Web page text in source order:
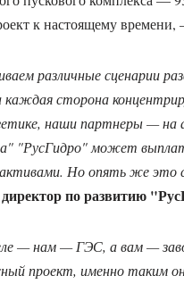
к настоящему
различные сценарии
сторона
наши партнеры — на
"РусГидро" может
Но опять же это
директор по развитию
— нам — ГЭС, а вам —
проект, именно таким он